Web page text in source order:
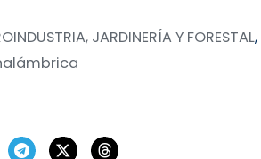
JARDINERÍA Y FORESTAL,